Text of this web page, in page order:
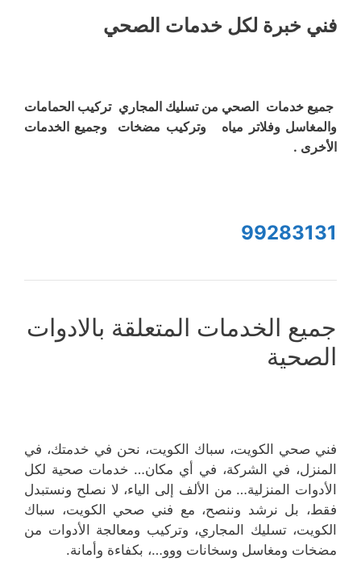
فني خبرة لكل خدمات الصحي
جميع خدمات الصحي من تسليك المجاري تركيب الحمامات
والمغاسل وفلاتر مياه وتركيب مضخات وجميع الخدمات
الأخرى .
99283131
جميع الخدمات المتعلقة بالادوات
الصحية
فني صحي الكويت، سباك الكويت، نحن في خدمتك، في
المنزل، في الشركة، في أي مكان… خدمات صحية لكل
الأدوات المنزلية… من الألف إلى الياء، لا نصلح ونستبدل
فقط، بل نرشد وننصح، مع فني صحي الكويت، سباك
الكويت، تسليك المجاري، وتركيب ومعالجة الأدوات من
مضخات ومغاسل وسخانات ووو…، بكفاءة وأمانة.